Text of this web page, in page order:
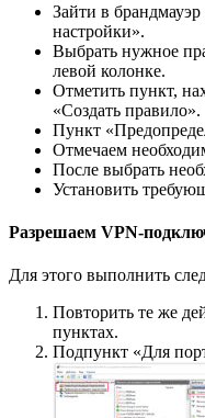
Зайти в
настройки».
Выбрать нужное
левой колонке.
Отметить пункт,
«Создать правило».
Пункт
Отмечаем
После выбрать
Установить
Разрешаем VPN-
Для этого выполнить
Повторить те же
пунктах.
Подпункт «Для